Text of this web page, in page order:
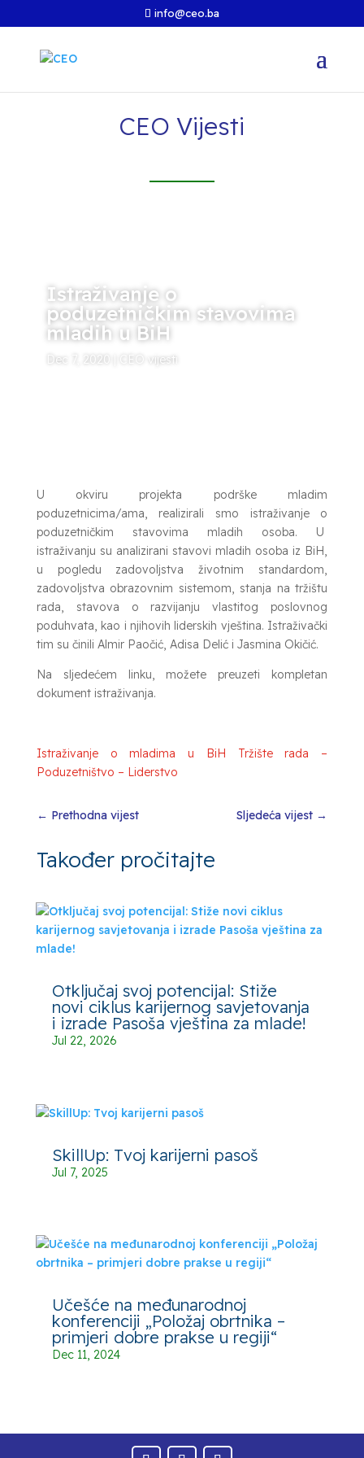
info@ceo.ba
CEO Vijesti
Istraživanje o
poduzetničkim stavovima
mladih u BiH
Dec 7, 2020 CEO vijesti
U okviru projekta podrške mladim
poduzetnicima/ama, realizirali smo istraživanje o
poduzetničkim stavovima mladih osoba. U
istraživanju su analizirani stavovi mladih osoba iz BiH,
u pogledu zadovoljstva životnim standardom,
zadovoljstva obrazovnim sistemom, stanja na tržištu
rada, stavova o razvijanju vlastitog poslovnog
poduhvata, kao i njihovih liderskih vještina. Istraživački
tim su činili Almir Paočić, Adisa Delić i Jasmina Okičić.
Na sljedećem linku, možete preuzeti kompletan
dokument istraživanja.
Istraživanje o mladima u BiH Tržište rada –
Poduzetništvo – Liderstvo
← Prethodna vijest Sljedeća vijest →
Također pročitajte
Otključaj svoj potencijal: Stiže
novi ciklus karijernog savjetovanja
i izrade Pasoša vještina za mlade!
Jul 22, 2026
SkillUp: Tvoj karijerni pasoš
Jul 7, 2025
Učešće na međunarodnoj
konferenciji „Položaj obrtnika –
primjeri dobre prakse u regiji“
Dec 11, 2024